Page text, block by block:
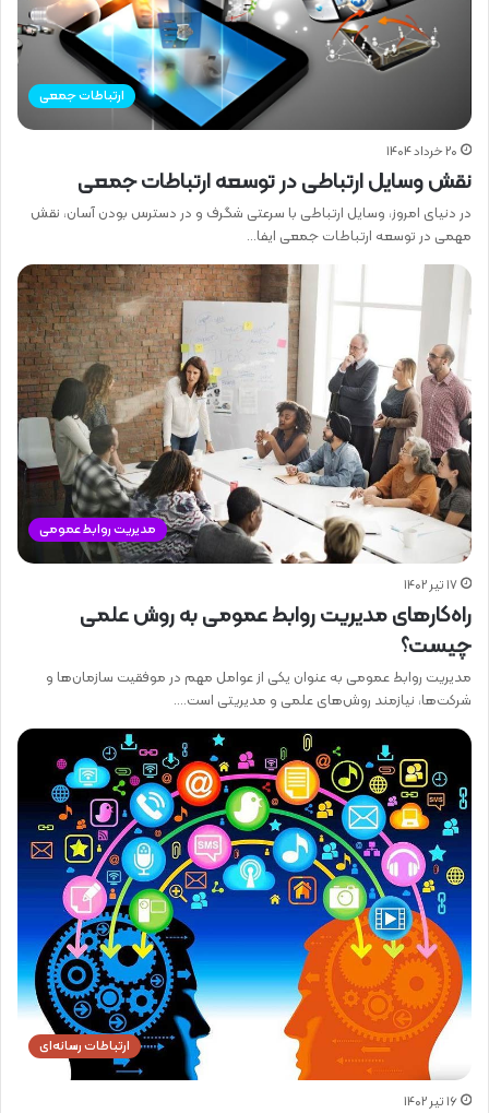
ارتباطات جمعی
20 خرداد 1404
نقش وسایل ارتباطی در توسعه ارتباطات جمعی
در دنیای امروز، وسایل ارتباطی با سرعتی شگرف و در دسترس بودن آسان، نقش
مهمی در توسعه ارتباطات جمعی ایفا…
مدیریت روابط عمومی
17 تیر 1402
راه‌کارهای مدیریت روابط عمومی به روش علمی
چیست؟
مدیریت روابط عمومی به عنوان یکی از عوامل مهم در موفقیت سازمان‌ها و
شرکت‌ها، نیازمند روش‌های علمی و مدیریتی است.…
ارتباطات رسانه‌ای
16 تیر 1402